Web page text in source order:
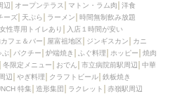
やぎ料理
小禄駅周辺
特集
造形集団
辺 オープンテラス マトン・ラム肉
洋食
ーズ 天ぷら ラーメン
時間無制飲み放題
女性専用トイレあり
入店１時間が安い
フェ＆バー 屋富祖地区 ジンギスカン
カニ
ぶ パクチー 炉端焼き ふぐ料理 ホッピー
焼肉
冬限定メニュー おでん 市立病院前駅周辺
中華
辺 やぎ料理 クラフトビール 鉄板焼き
特集 造形集団 ラクレット 赤嶺駅周辺